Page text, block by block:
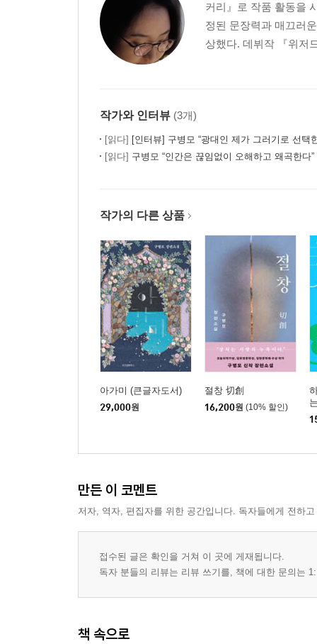
커리』로 작품 활동을
정된 문장력과 매끄러
상했다. 데뷔작 『위저
작가와 인터뷰 (3개)
[읽다] [인터뷰] 구병모 “광대인 제가 그러기로 선택
[읽다] 구병모 “인간은 끊임없이 오해하고 왜곡한다”
작가의 다른 상품
아가미 (큰글자도서)
29,000원
절창 切創
16,200원 (10% 할인)
만든 이 코멘트
저자, 역자, 편집자를 위한 공간입니다. 독자들에게 전하
접수된 글은 확인을 거쳐 이 곳에 게재됩니다.
독자 분들의 리뷰는 리뷰 쓰기를, 책에 대한 문의는
책 속으로